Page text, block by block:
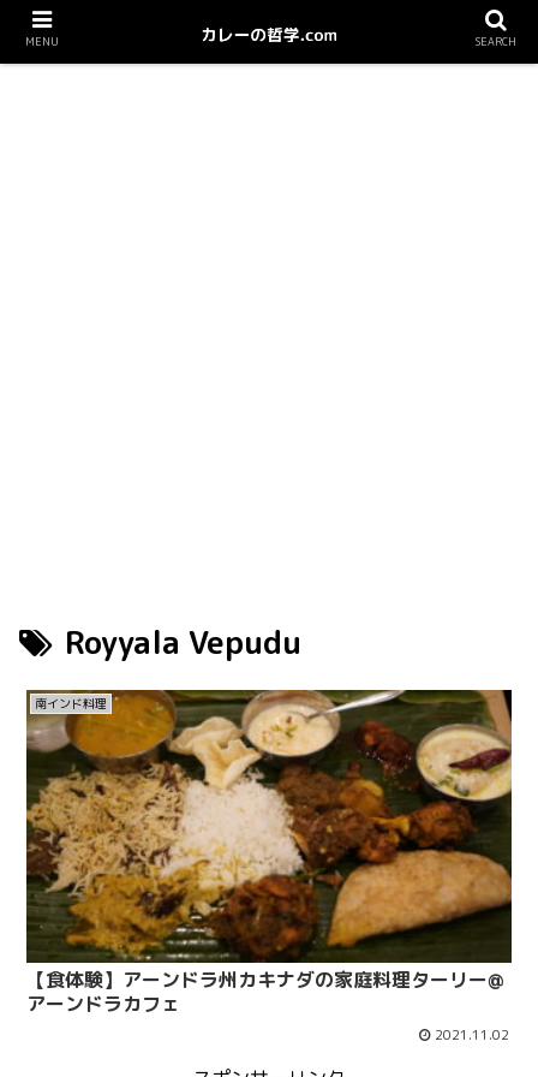
Royyala Vepudu
南インド料理
【食体験】アーンドラ州カキナダの家庭料理ターリー@
アーンドラカフェ
2021.11.02
MENU SEARCH